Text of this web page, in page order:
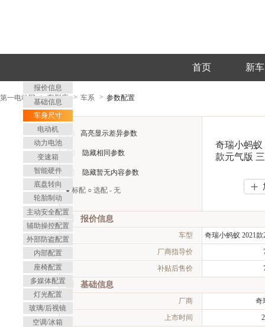
首页 新车
第一电动网 车型库 车系 参数配置
高亮显示差异参数
隐藏相同参数
隐藏暂无内容参数
● 标配 ○ 选配 - 无
奇瑞小蚂蚁
款元气版
报价信息
车型
厂商指导价
补贴后售价
基础信息
厂商
奇
上市时间
报价信息
基础信息
车身尺寸
电动机
动力电池
变速箱
智能硬件
底盘转向
轮胎制动
主动安全配置
辅助操控配置
外部防盗配置
内部配置
座椅配置
多媒体配置
灯光配置
玻璃/后视镜
空调/冰箱